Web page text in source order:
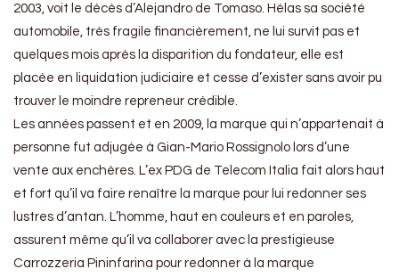
2003, voit le décès d’Alejandro de Tomaso. Hélas sa société
automobile, très fragile financièrement, ne lui survit pas et
quelques mois après la disparition du fondateur, elle est
placée en liquidation judiciaire et cesse d’exister sans avoir pu
trouver le moindre repreneur crédible.
Les années passent et en 2009, la marque qui n’appartenait à
personne fut adjugée à Gian-Mario Rossignolo lors d’une
vente aux enchères. L’ex PDG de Telecom Italia fait alors haut
et fort qu’il va faire renaître la marque pour lui redonner ses
lustres d’antan. L’homme, haut en couleurs et en paroles,
assurent même qu’il va collaborer avec la prestigieuse
Carrozzeria Pininfarina pour redonner à la marque